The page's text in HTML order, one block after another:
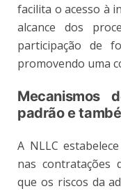
facilita o acesso à
alcance dos
participação de
promovendo uma
Mecanismos
padrão e
A NLLC
nas contratações
que os riscos da